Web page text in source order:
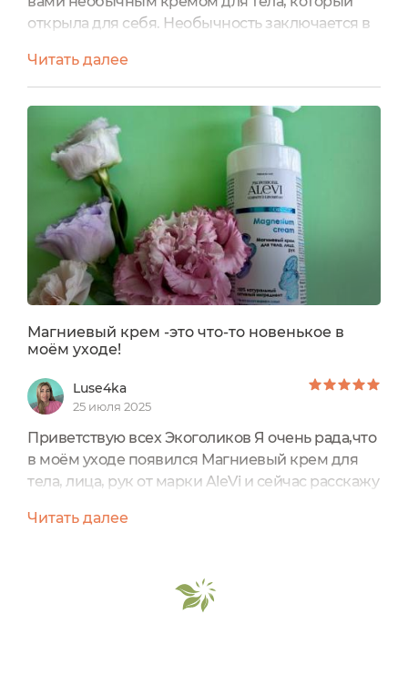
открыла для себя. Необычность заключается в
витаминку для нашего организма внутрь, здесь
же компонент проникает через кожу, а
компонент этот - Магний. Наслышена о его
нереальной пользе для организма.
"Магниевый крем для тела, лица, рук "Premium
line От бренда Alevi✔️Увлажняющий...
Читать далее
Магниевый крем -это что-то новенькое в
моём уходе!
Luse4ka
25 июля 2025
Приветствую всех Экоголиков Я очень рада,что
в моём уходе появился Магниевый крем для
тела, лица, рук от марки AleVi и сейчас расскажу
каждой из нас Из-за нехватки
задуматься о себе и своих близких и вот
некоторая информация для
Читать далее